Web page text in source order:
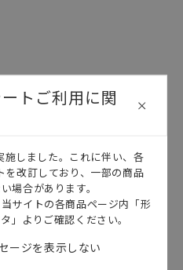
トご利用に関
しました。これに伴い、各
改訂しており、一部の商品
場合があります。
サイトの各商品ページ内「形
」よりご確認ください。
ージを表示しない